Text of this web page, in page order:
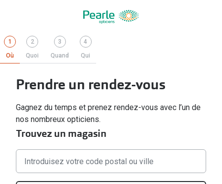
1Étape
1
Où
.
Actif
2
Étape
2
Quoi
3Étape
3
Quand
4Étape
4
Qui
Prendre un rendez-vous
Gagnez du temps et prenez rendez-vous avec l’un de
nos nombreux opticiens.
Trouvez un magasin
Aucun
résultat
n'a